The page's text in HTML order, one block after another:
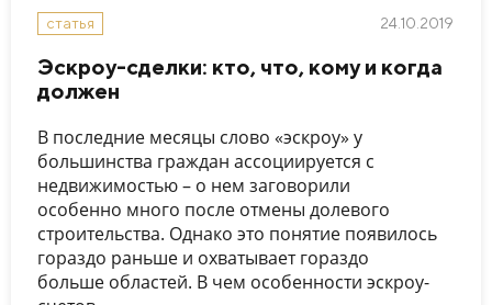
Российском институте современного арбитража.
Эксперт в области гражданского и банковского права,
статья 24.10.2019
Эскроу-сделки: кто, что, кому и когда
должен
В последние месяцы слово «эскроу» у
большинства граждан ассоциируется с
недвижимостью – о нем заговорили
особенно много после отмены долевого
строительства. Однако это понятие появилось
гораздо раньше и охватывает гораздо
больше областей. В чем особенности эскроу-